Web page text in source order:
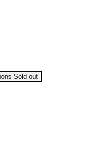
Sold out